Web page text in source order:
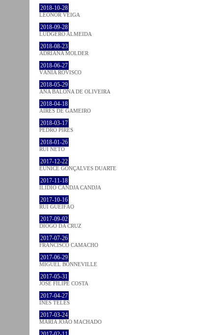
2018-10-28
LEONOR VEIGA
2018-09-28
LUDGERO ALMEIDA
2018-08-23
ADRIANA MOLDER
2018-06-27
VÂNIA ROVISCO
2018-05-29
ANA BALONA DE OLIVEIRA
2018-04-18
AIRES DE GAMEIRO
2018-03-17
PEDRO PIRES
2018-01-26
RUI NETO
2017-12-22
EUNICE GONÇALVES DUARTE
2017-11-18
ILIDIO CANDJA CANDJA
2017-10-16
RUI GUEIFÃO
2017-09-02
DIOGO DA CRUZ
2017-07-26
FRANCISCO CAMACHO
2017-06-29
MIGUEL BONNEVILLE
2017-05-31
JOSÉ FILIPE COSTA
2017-04-27
INÊS TELES
2017-03-24
MARIA JOÃO MACHADO